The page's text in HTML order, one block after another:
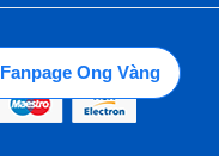
Fanpage Ong Vàng